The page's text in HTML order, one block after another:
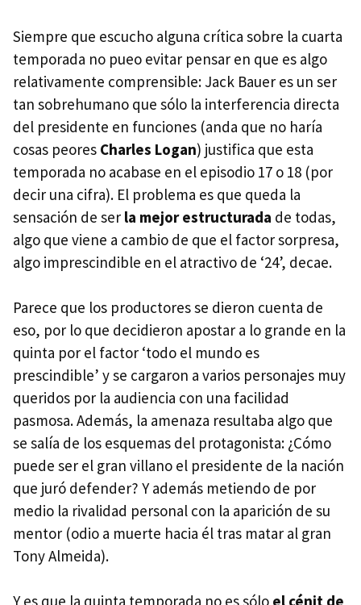
Siempre que escucho alguna crítica sobre la cuarta
temporada no pueo evitar pensar en que es algo
relativamente comprensible: Jack Bauer es un ser
tan sobrehumano que sólo la interferencia directa
del presidente en funciones (anda que no haría
cosas peores Charles Logan) justifica que esta
temporada no acabase en el episodio 17 o 18 (por
decir una cifra). El problema es que queda la
sensación de ser la mejor estructurada de todas,
algo que viene a cambio de que el factor sorpresa,
algo imprescindible en el atractivo de ‘24’, decae.
Parece que los productores se dieron cuenta de
eso, por lo que decidieron apostar a lo grande en la
quinta por el factor ‘todo el mundo es
prescindible’ y se cargaron a varios personajes muy
queridos por la audiencia con una facilidad
pasmosa. Además, la amenaza resultaba algo que
se salía de los esquemas del protagonista: ¿Cómo
puede ser el gran villano el presidente de la nación
que juró defender? Y además metiendo de por
medio la rivalidad personal con la aparición de su
mentor (odio a muerte hacia él tras matar al gran
Tony Almeida).